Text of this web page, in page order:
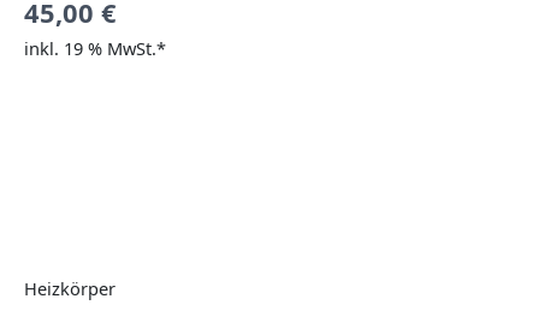
45,00 €
inkl. 19 % MwSt.*
Heizkörper